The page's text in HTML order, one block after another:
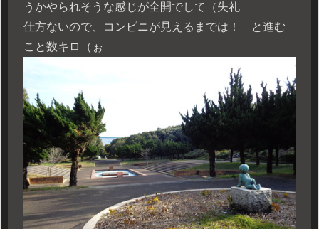
うかやられそうな感じが全開でして（失礼
仕方ないので、コンビニが見えるまでは！ と進む
こと数キロ（ぉ